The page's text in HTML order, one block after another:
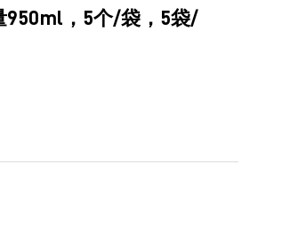
950ml，5个/袋，5袋/